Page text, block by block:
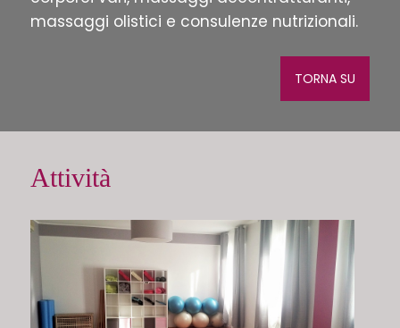
massaggi olistici e consulenze nutrizionali.
TORNA SU
Attività